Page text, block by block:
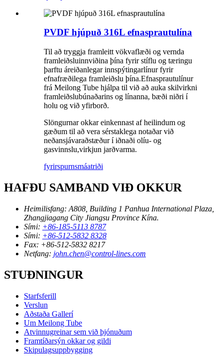
PVDF hjúpuð 316L efnasprautulína
Til að tryggja framleitt vökvaflæði og vernda
framleiðsluinnviðina þína fyrir stíflu og tæringu
þarftu áreiðanlegar innspýtingarlínur fyrir
efnafræðilega framleiðslu þína.Efnasprautulínur
frá Meilong Tube hjálpa til við að auka skilvirkni
framleiðslubúnaðarins og línanna, bæði niðri í
holu og við yfirborð.
Slöngurnar okkar einkennast af heilindum og
gæðum til að vera sérstaklega notaðar við
neðansjávaraðstæður í iðnaði olíu- og
gasvinnslu,virkjun jarðvarma.
fyrirspurnsmáatriði
HAFÐU SAMBAND VIÐ OKKUR
Heimilisfang: A808, Building 1 Panhua International Plaza,
Zhangjiagang City Jiangsu Province Kína.
Sími: +86-185-5113 8787
Sími: +86-512-5832 8328
Fax: +86-512-5832 8217
Netfang: john.chen@control-lines.com
STUÐNINGUR
Starfsferill
Verslun
Aðstaða Gallerí
Um Meilong Tube
Atvinnugreinar sem við þjónuðum
Framtíðarsýn okkar og gildi
Skipulagsuppbygging